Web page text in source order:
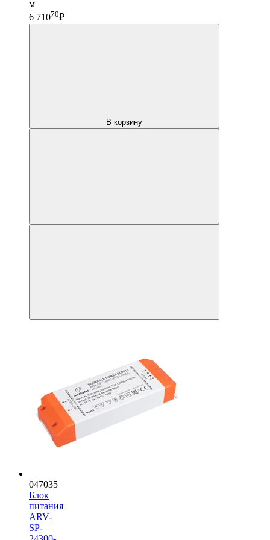
м
6 71070₽
В корзину
047035
Блок
питания
ARV-
SP-